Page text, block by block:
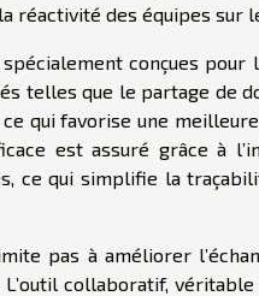
réactivité des équipes sur
conçues pour
telles que le partage de
qui favorise une
est assuré grâce à
ce qui simplifie la
pas à améliorer
collaboratif,